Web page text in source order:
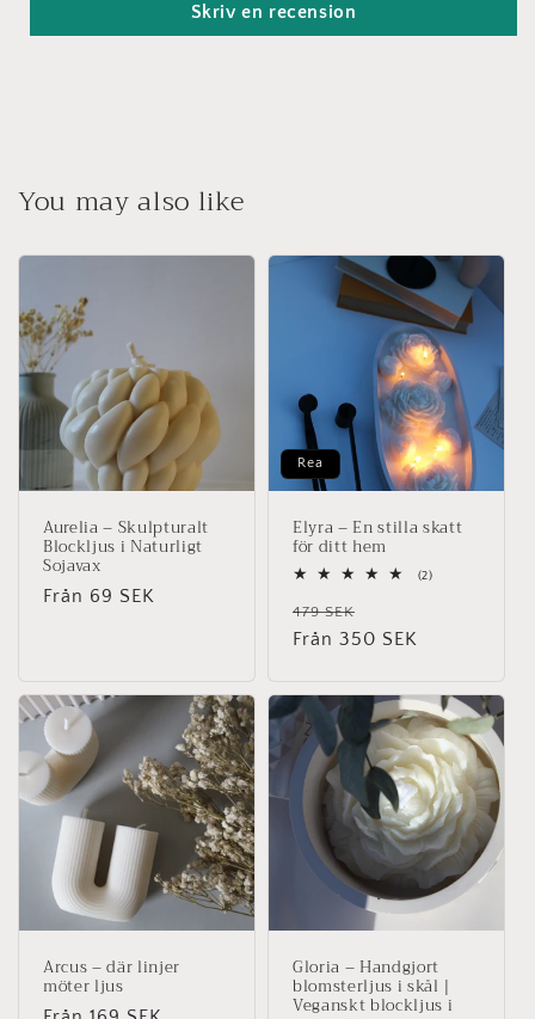
Skriv en recension
You may also like
Aurelia – Skulpturalt
Blockljus i Naturligt
Sojavax
Ordinarie
Från 69 SEK
Rea
Elyra – En stilla skatt
för ditt hem
(2)2
Ordinarie
pris
479 SEK
Från 350 SEK
Arcus – där linjer
möter ljus
Gloria – Handgjort
blomsterljus i skål |
Veganskt blockljus i